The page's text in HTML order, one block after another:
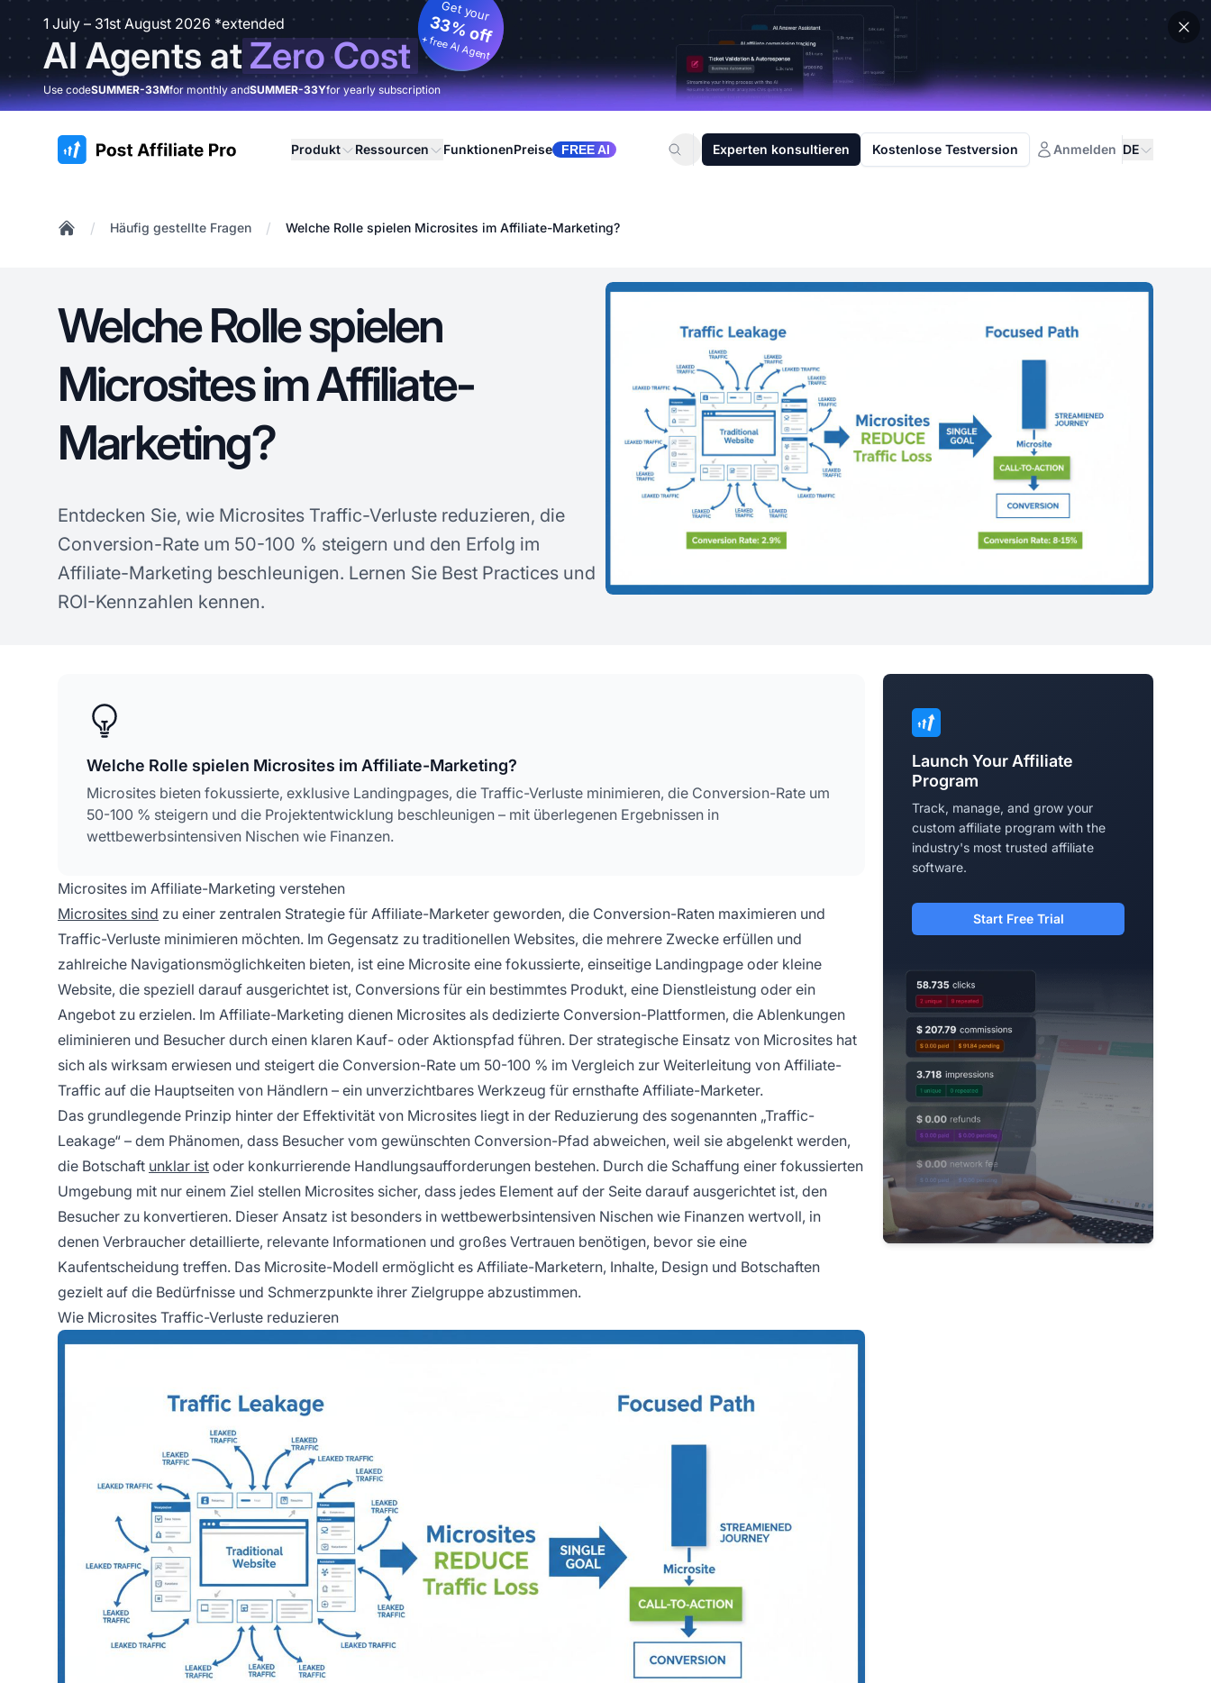
1 July – 31st August 2026 *extended
AI Agents atZero Cost
Get your
33% off
+ free AI Agent
Use codeSUMMER-33Mfor monthly andSUMMER-33Yfor yearly subscription
:site.title Produkt Ressourcen FunktionenPreise FREE AI Experten konsultieren Kostenlose Testversion Anmelden DE
/ Häufig gestellte Fragen / Welche Rolle spielen Microsites im Affiliate-Marketing?
Welche Rolle spielen
Microsites im Affiliate-
Marketing?
Entdecken Sie, wie Microsites Traffic-Verluste reduzieren, die
Conversion-Rate um 50-100 % steigern und den Erfolg im
Affiliate-Marketing beschleunigen. Lernen Sie Best Practices und
ROI-Kennzahlen kennen.
Welche Rolle spielen Microsites im Affiliate-Marketing?
Microsites bieten fokussierte, exklusive Landingpages, die Traffic-Verluste minimieren, die Conversion-Rate um
50-100 % steigern und die Projektentwicklung beschleunigen – mit überlegenen Ergebnissen in
wettbewerbsintensiven Nischen wie Finanzen.
Microsites im Affiliate-Marketing verstehen
Microsites sind zu einer zentralen Strategie für Affiliate-Marketer geworden, die Conversion-Raten maximieren und
Traffic-Verluste minimieren möchten. Im Gegensatz zu traditionellen Websites, die mehrere Zwecke erfüllen und
zahlreiche Navigationsmöglichkeiten bieten, ist eine Microsite eine fokussierte, einseitige Landingpage oder kleine
Website, die speziell darauf ausgerichtet ist, Conversions für ein bestimmtes Produkt, eine Dienstleistung oder ein
Angebot zu erzielen. Im Affiliate-Marketing dienen Microsites als dedizierte Conversion-Plattformen, die Ablenkungen
eliminieren und Besucher durch einen klaren Kauf- oder Aktionspfad führen. Der strategische Einsatz von Microsites hat
sich als wirksam erwiesen und steigert die Conversion-Rate um 50-100 % im Vergleich zur Weiterleitung von Affiliate-
Traffic auf die Hauptseiten von Händlern – ein unverzichtbares Werkzeug für ernsthafte Affiliate-Marketer.
Das grundlegende Prinzip hinter der Effektivität von Microsites liegt in der Reduzierung des sogenannten „Traffic-
Leakage“ – dem Phänomen, dass Besucher vom gewünschten Conversion-Pfad abweichen, weil sie abgelenkt werden,
die Botschaft unklar ist oder konkurrierende Handlungsaufforderungen bestehen. Durch die Schaffung einer fokussierten
Umgebung mit nur einem Ziel stellen Microsites sicher, dass jedes Element auf der Seite darauf ausgerichtet ist, den
Besucher zu konvertieren. Dieser Ansatz ist besonders in wettbewerbsintensiven Nischen wie Finanzen wertvoll, in
denen Verbraucher detaillierte, relevante Informationen und großes Vertrauen benötigen, bevor sie eine
Kaufentscheidung treffen. Das Microsite-Modell ermöglicht es Affiliate-Marketern, Inhalte, Design und Botschaften
gezielt auf die Bedürfnisse und Schmerzpunkte ihrer Zielgruppe abzustimmen.
Wie Microsites Traffic-Verluste reduzieren
Launch Your Affiliate
Program
Track, manage, and grow your
custom affiliate program with the
industry's most trusted affiliate
software.
Start Free Trial